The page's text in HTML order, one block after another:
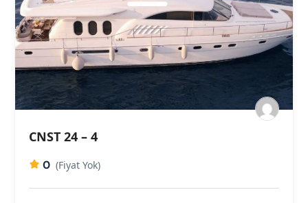
CNST 24 – 4
0 (Fiyat Yok)